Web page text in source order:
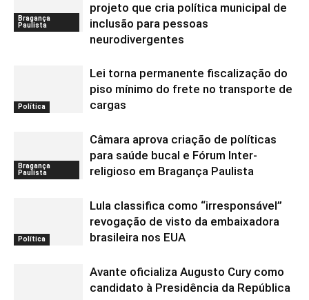
Bragança
Paulista
projeto que cria política municipal de
inclusão para pessoas
neurodivergentes
Política
Lei torna permanente fiscalização do
piso mínimo do frete no transporte de
cargas
Bragança
Paulista
Câmara aprova criação de políticas
para saúde bucal e Fórum Inter-
religioso em Bragança Paulista
Política
Lula classifica como “irresponsável”
revogação de visto da embaixadora
brasileira nos EUA
Avante oficializa Augusto Cury como
candidato à Presidência da República